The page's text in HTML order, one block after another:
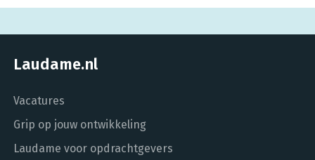
Laudame.nl
Vacatures
Grip op jouw ontwikkeling
Laudame voor opdrachtgevers